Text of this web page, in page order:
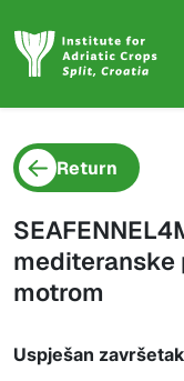
Return
motrom
Uspješan